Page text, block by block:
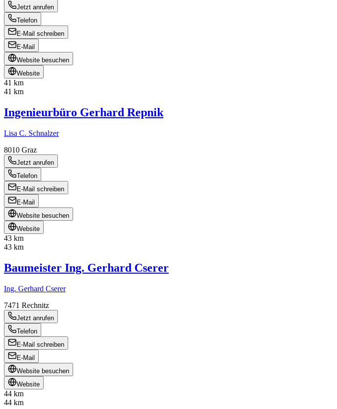
Jetzt anrufen
Telefon
E-Mail schreiben
E-Mail
Website besuchen
Website
41 km
41 km
Ingenieurbüro Gerhard Repnik
Lisa C. Schnalzer
8010 Graz
Jetzt anrufen
Telefon
E-Mail schreiben
E-Mail
Website besuchen
Website
43 km
43 km
Baumeister Ing. Gerhard Cserer
Ing. Gerhard Cserer
7471 Rechnitz
Jetzt anrufen
Telefon
E-Mail schreiben
E-Mail
Website besuchen
Website
44 km
44 km